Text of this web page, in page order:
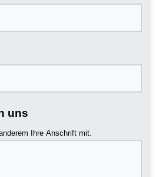
uns
Ihre Anschrift mit.